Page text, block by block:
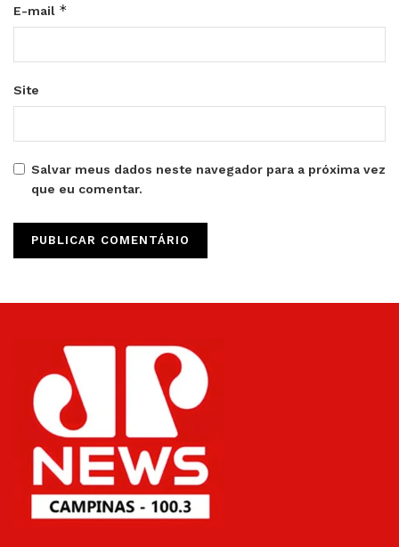
E-mail *
Site
Salvar meus dados neste navegador para a próxima vez
que eu comentar.